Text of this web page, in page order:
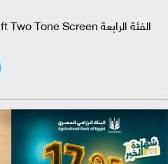
الفئة الرابعة New Swift Two Tone Screen بسعر 244.900